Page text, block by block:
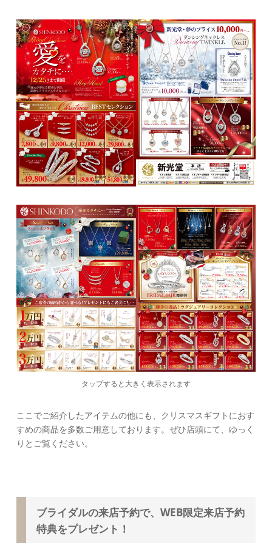
タップすると大きく表示されます
ここでご紹介したアイテムの他にも、クリスマスギフトにおす
すめの商品を多数ご用意しております。ぜひ店頭にて、ゆっく
りとご覧ください。
ブライダルの来店予約で、WEB限定来店予約
特典をプレゼント！